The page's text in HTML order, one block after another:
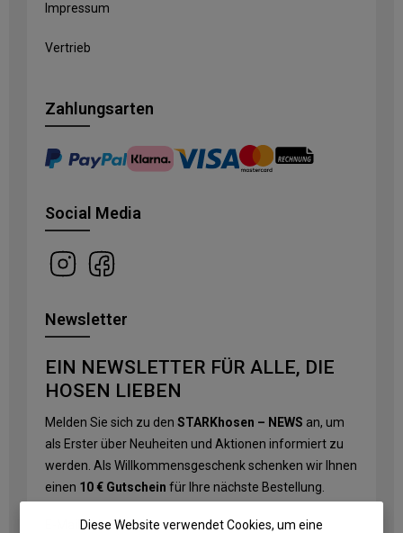
Impressum
Vertrieb
Zahlungsarten
Social Media
Newsletter
EIN NEWSLETTER FÜR ALLE, DIE
HOSEN LIEBEN
Melden Sie sich zu den STARKhosen – NEWS an, um
als Erster über Neuheiten und Aktionen informiert zu
werden. Als Willkommensgeschenk schenken wir Ihnen
einen 10 € Gutschein für Ihre nächste Bestellung.
E-Mail-Adresse*
Diese Website verwendet Cookies, um eine